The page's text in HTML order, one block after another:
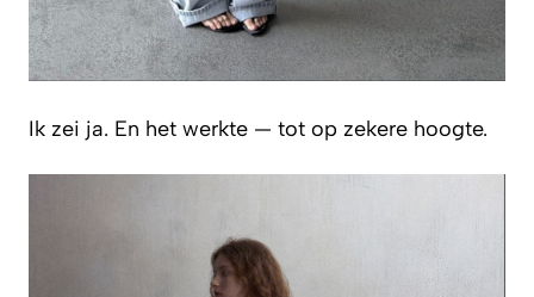
Ik zei ja. En het werkte — tot op zekere hoogte.